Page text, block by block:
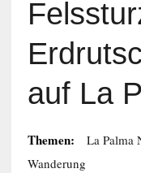
auf La
Themen: La Palma
Wanderung